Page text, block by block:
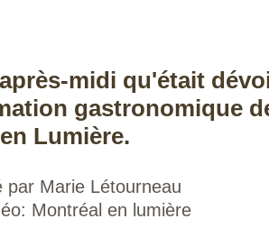
midi qu'était
gastronomique
Lumière.
par Marie Létourneau
Montréal en lumière